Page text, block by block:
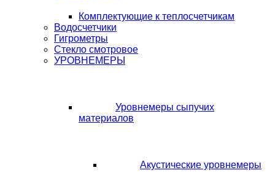
Комплектующие к теплосчетчикам
Водосчетчики
Гигрометры
Стекло смотровое
УРОВНЕМЕРЫ
Уровнемеры сыпучих
материалов
Акустические уровнемеры